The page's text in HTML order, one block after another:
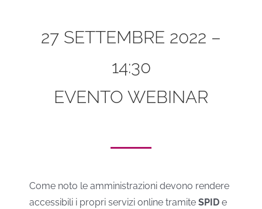
27 SETTEMBRE 2022 –
14:30
EVENTO WEBINAR
Come noto le amministrazioni devono rendere
accessibili i propri servizi online tramite SPIDe